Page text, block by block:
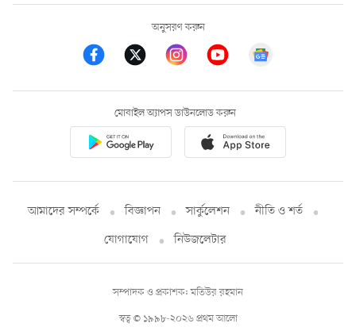
অনুসরণ করুন
মোবাইল অ্যাপস ডাউনলোড করুন
আমাদের সম্পর্কে বিজ্ঞাপন সার্কুলেশন
নীতি ও শর্ত
যোগাযোগ
নিউজলেটার
স্বত্ব © ১৯৯৮-২০২৬ প্রথম আলো
সম্পাদক ও প্রকাশক: মতিউর রহমান